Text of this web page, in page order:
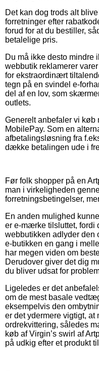
Det kan dog trods alt
forretninger efter
forud for at du bestiller,
betalelige pris.
Du må ikke desto mindre
webbutik reklamerer
for ekstraordinært
tegn på en svindel e-
del af en lov, som
outlets.
Generelt anbefaler vi
MobilePay. Som en
afbetalingsløsning fra
dække betalingen ude i
Før folk shopper på en
man i virkeligheden
forretningsbetingelser,
En anden mulighed
er e-mærke tilsluttet, fordi
webbutikken adlyder den
e-butikken en gang i
har megen viden om
Derudover giver det dig
du bliver udsat for
Ligeledes er det
om de mest basale
eksempelvis den
er det ydermere vigtigt, at
ordrekvittering, således
køb af Virgin’s swirl af
på udkig efter et produkt